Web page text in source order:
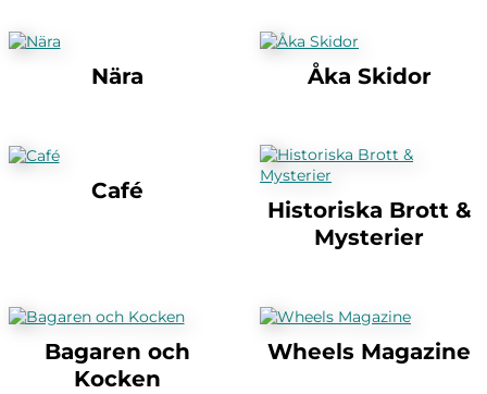
Nära Åka Skidor
Café
Historiska Brott &
Mysterier
Bagaren och
Kocken
Wheels Magazine